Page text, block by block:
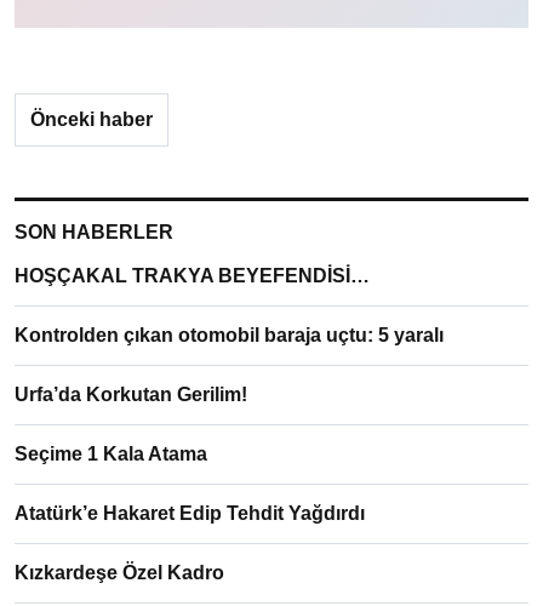
Önceki haber
SON HABERLER
HOŞÇAKAL TRAKYA BEYEFENDİSİ…
Kontrolden çıkan otomobil baraja uçtu: 5 yaralı
Urfa’da Korkutan Gerilim!
Seçime 1 Kala Atama
Atatürk’e Hakaret Edip Tehdit Yağdırdı
Kızkardeşe Özel Kadro